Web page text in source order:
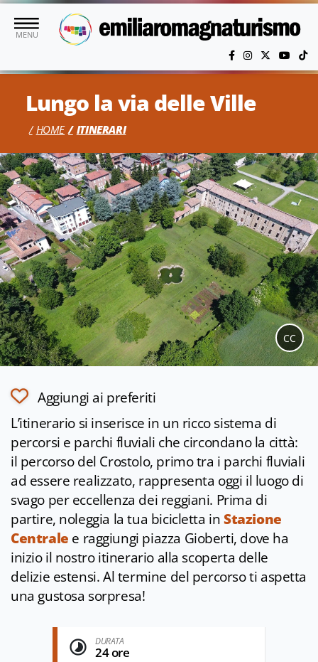
Vai al contenuto principale
MENU
Lungo la via delle Ville
HOME ITINERARI
CC
Aggiungi ai preferiti
L’itinerario si inserisce in un ricco sistema di
percorsi e parchi fluviali che circondano la città:
il percorso del Crostolo, primo tra i parchi fluviali
ad essere realizzato, rappresenta oggi il luogo di
svago per eccellenza dei reggiani. Prima di
partire, noleggia la tua bicicletta inStazione
Centrale e raggiungi piazza Gioberti, dove ha
inizio il nostro itinerario alla scoperta delle
delizie estensi. Al termine del percorso ti aspetta
una gustosa sorpresa!
DURATA
24 ore